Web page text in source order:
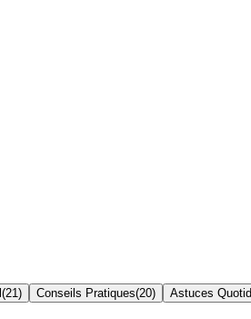
(21 ) Conseils Pratiques(20) Astuces